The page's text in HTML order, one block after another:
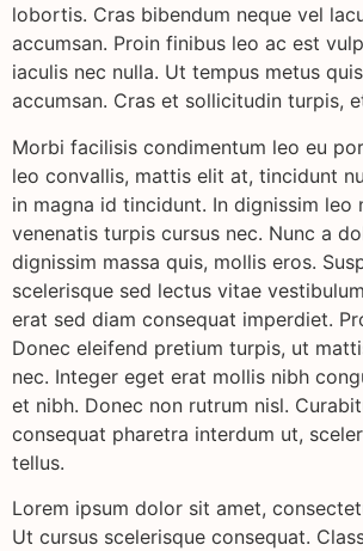
lobortis. Cras bibendum neque vel
accumsan. Proin finibus leo ac est
iaculis nec nulla. Ut tempus metus
accumsan. Cras et sollicitudin turpis,
Morbi facilisis condimentum leo eu
leo convallis, mattis elit at, tincidunt
in magna id tincidunt. In dignissim leo
venenatis turpis cursus nec. Nunc a
dignissim massa quis, mollis eros.
scelerisque sed lectus vitae
erat sed diam consequat imperdiet.
Donec eleifend pretium turpis, ut
nec. Integer eget erat mollis nibh
et nibh. Donec non rutrum nisl.
consequat pharetra interdum ut,
tellus.
Lorem ipsum dolor sit amet,
Ut cursus scelerisque consequat.